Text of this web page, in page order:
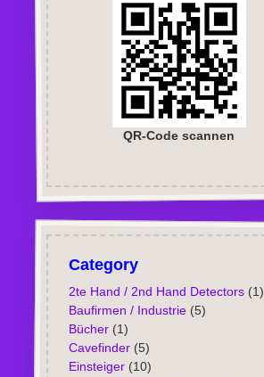
QR-Code scannen
Category
2te Hand / 2nd Hand Detectors(1)
Baufirmen / Industrie(5)
Bücher(1)
Cavefinder(5)
Einsteiger(10)